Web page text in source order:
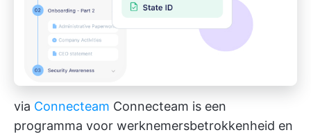
via Connecteam Connecteam is een
programma voor werknemersbetrokkenheid en